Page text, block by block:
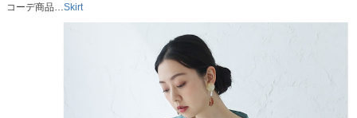
コーデ商品… Skirt